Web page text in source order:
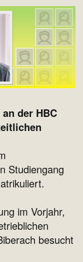
der HBC
Studiengang
im Vorjahr,
besucht